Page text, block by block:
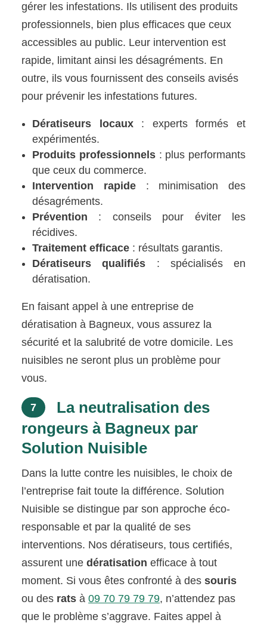
gérer les infestations. Ils utilisent des produits
professionnels, bien plus efficaces que ceux
accessibles au public. Leur intervention est
rapide, limitant ainsi les désagréments. En
outre, ils vous fournissent des conseils avisés
pour prévenir les infestations futures.
Dératiseurs locaux: experts formés et
expérimentés.
Produits professionnels: plus performants
que ceux du commerce.
Intervention rapide: minimisation des
désagréments.
Prévention : conseils pour éviter les
récidives.
Traitement efficace : résultats garantis.
Dératiseurs qualifiés : spécialisés en
dératisation.
En faisant appel à une entreprise de
dératisation à Bagneux, vous assurez la
sécurité et la salubrité de votre domicile. Les
nuisibles ne seront plus un problème pour
vous.
7
La neutralisation des
rongeurs à Bagneux par
Solution Nuisible
Dans la lutte contre les nuisibles, le choix de
l’entreprise fait toute la différence. Solution
Nuisible se distingue par son approche éco-
responsable et par la qualité de ses
interventions. Nos dératiseurs, tous certifiés,
assurent unedératisation efficace à tout
moment. Si vous êtes confronté à dessouris
ou des rats à09 70 79 79 79, n’attendez pas
que le problème s’aggrave. Faites appel à